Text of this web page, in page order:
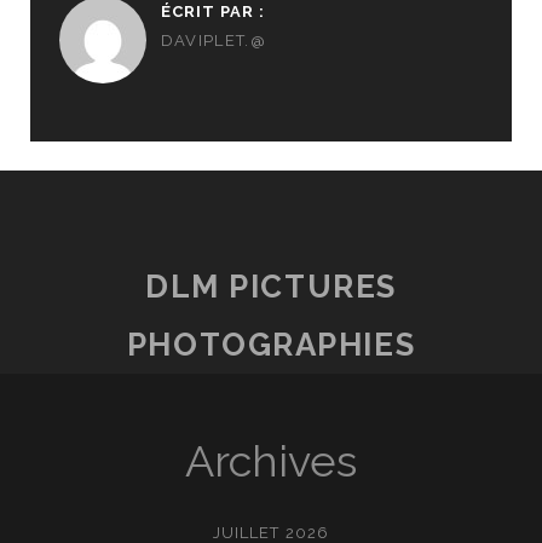
ÉCRIT PAR :
DAVIPLET.@
DLM PICTURES
PHOTOGRAPHIES
Archives
JUILLET 2026